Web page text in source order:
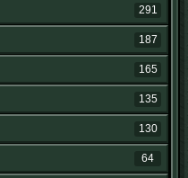
291
187
165
135
130
64